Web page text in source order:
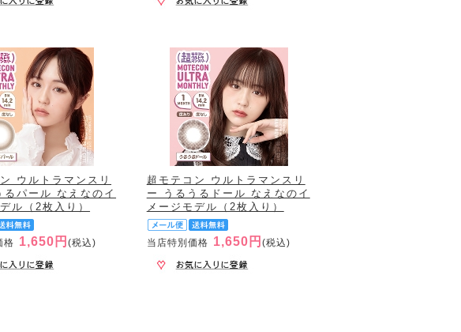
ウルトラマンスリ
るパール なえなのイ
ル（2枚入り）
格 1,650円(税込)
超モテコン ウルトラマンスリ
ー うるうるドール なえなのイ
メージモデル（2枚入り）
当店特別価格 1,650円 (税込)